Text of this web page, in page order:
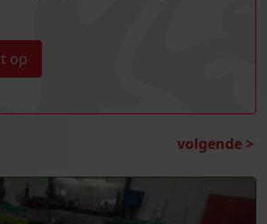
op
volgende >